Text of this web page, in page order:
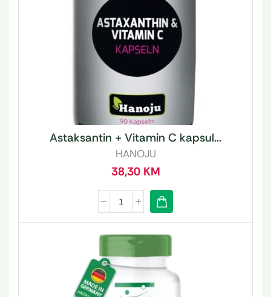
Astaksantin + Vitamin C kapsul...
HANOJU
38,30 KM